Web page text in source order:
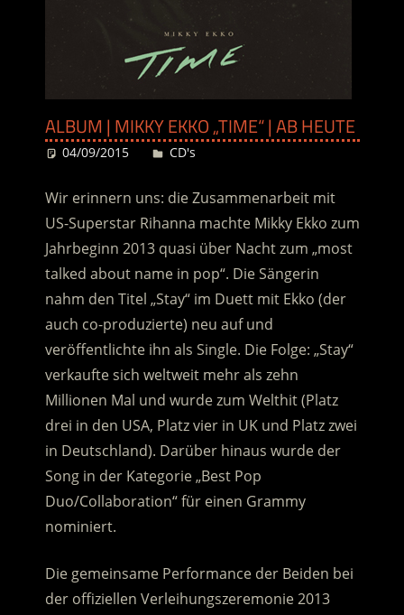
ALBUM | MIKKY EKKO „TIME“ | AB HEUTE
04/09/2015 Desiree
CD's
Wir erinnern uns: die Zusammenarbeit mit
US-Superstar Rihanna machte Mikky Ekko zum
Jahrbeginn 2013 quasi über Nacht zum „most
talked about name in pop“. Die Sängerin
nahm den Titel „Stay“ im Duett mit Ekko (der
auch co-produzierte) neu auf und
veröffentlichte ihn als Single. Die Folge: „Stay“
verkaufte sich weltweit mehr als zehn
Millionen Mal und wurde zum Welthit (Platz
drei in den USA, Platz vier in UK und Platz zwei
in Deutschland). Darüber hinaus wurde der
Song in der Kategorie „Best Pop
Duo/Collaboration“ für einen Grammy
nominiert.
Die gemeinsame Performance der Beiden bei
der offiziellen Verleihungszeremonie 2013